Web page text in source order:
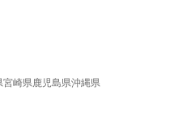
宮崎県鹿児島県沖縄県